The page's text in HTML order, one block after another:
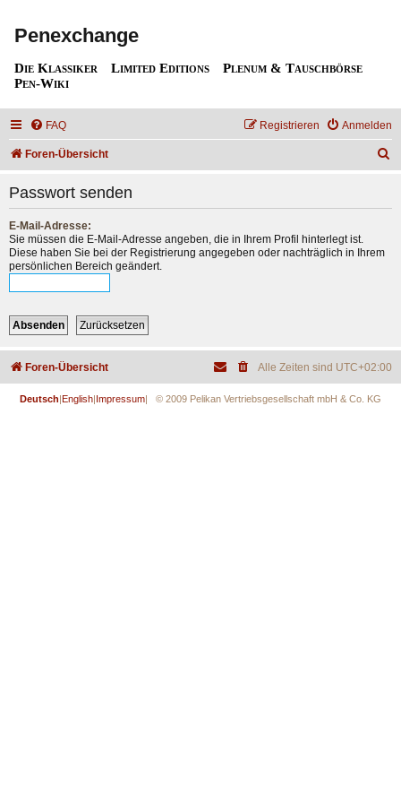
Penexchange
Die Klassiker Limited Editions
Plenum & Tauschbörse
Pen-Wiki
FAQ Anmelden
Registrieren
Foren-Übersicht
Passwort senden
E-Mail-Adresse:
Sie müssen die E-Mail-Adresse angeben, die in Ihrem Profil hinterlegt ist.
Diese haben Sie bei der Registrierung angegeben oder nachträglich in Ihrem
persönlichen Bereich geändert.
Foren-Übersicht Alle Zeiten sind UTC+02:00
Deutsch English Impressum | © 2009 Pelikan Vertriebsgesellschaft mbH & Co. KG